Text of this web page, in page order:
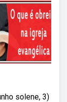
solene, 3)